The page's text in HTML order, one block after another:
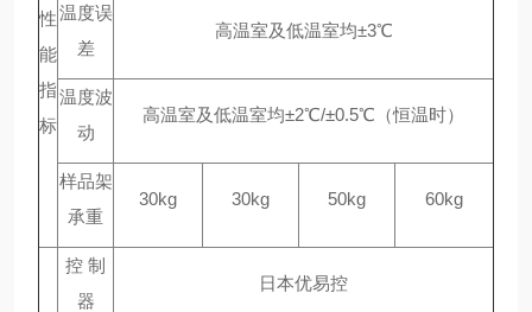
性
能
指
标
温度误
差
高温室及低温室均±3℃
温度波
动
高温室及低温室均±2℃/±0.5℃（恒温时）
样品架
承重
30kg 30kg 50kg 60kg
控 制
器
日本优易控